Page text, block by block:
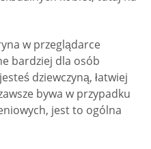
w przeglądarce
bardziej dla osób
dziewczyną, łatwiej
bywa w przypadku
jest to ogólna